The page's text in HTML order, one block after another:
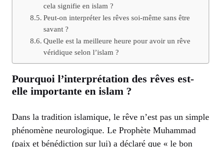
cela signifie en islam ?
Peut-on interpréter les rêves soi-même sans être
savant ?
Quelle est la meilleure heure pour avoir un rêve
véridique selon l’islam ?
Pourquoi l’interprétation des rêves est-
elle importante en islam ?
Dans la tradition islamique, le rêve n’est pas un simple
phénomène neurologique. Le Prophète Muhammad
(paix et bénédiction sur lui) a déclaré que « le bon